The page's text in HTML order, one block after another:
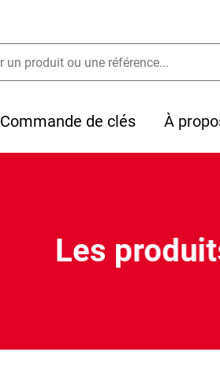
Commande de clés À
Les